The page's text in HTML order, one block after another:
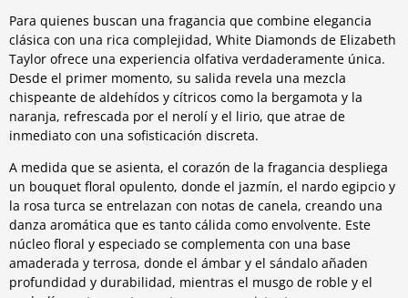
Para quienes buscan una fragancia que combine elegancia
clásica con una rica complejidad, White Diamonds de Elizabeth
Taylor ofrece una experiencia olfativa verdaderamente única.
Desde el primer momento, su salida revela una mezcla
chispeante de aldehídos y cítricos como la bergamota y la
naranja, refrescada por el nerolí y el lirio, que atrae de
inmediato con una sofisticación discreta.
A medida que se asienta, el corazón de la fragancia despliega
un bouquet floral opulento, donde el jazmín, el nardo egipcio y
la rosa turca se entrelazan con notas de canela, creando una
danza aromática que es tanto cálida como envolvente. Este
núcleo floral y especiado se complementa con una base
amaderada y terrosa, donde el ámbar y el sándalo añaden
profundidad y durabilidad, mientras el musgo de roble y el